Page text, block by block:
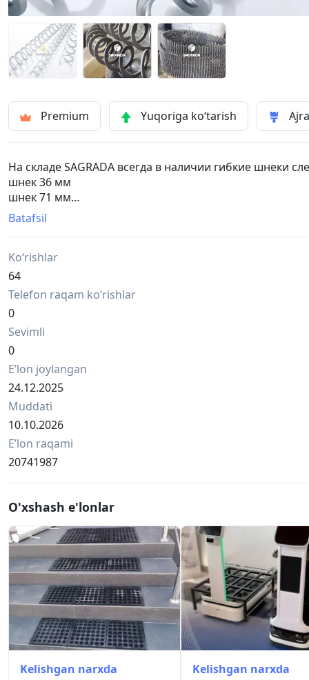
Premium Yuqoriga ko‘tarish
На складе SAGRADA всегда в наличии гибкие шнеки
шнек 36 мм
шнек 71 мм
шнек 95 мм
-
SAGRADA har doim quyidagi diametrlarda egiluvchan
36 mm burgich
71 mm burgich
95 mm burgich
Material: Uglerodli po'lat.
🇪🇺 Yevropada ishlab chiqarilgan.
Batafsil
Ko‘rishlar
64
Telefon raqam ko‘rishlar
0
Sevimli
0
Eʼlon joylangan
24.12.2025
Muddati
10.10.2026
Eʼlon raqami
20741987
O'xshash e'lonlar
Kelishgan narxda
Kelishgan narxda